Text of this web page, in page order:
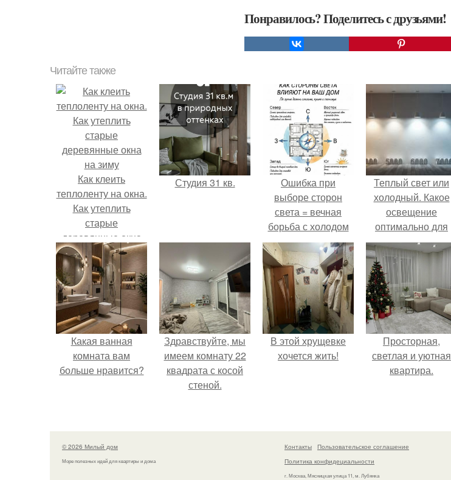
Понравилось? Поделитесь с друзьями!
Читайте также
Как клеить
теплоленту на окна.
Как утеплить
старые
деревянные окна
на зиму
Студия 31 кв.
Ошибка при
выборе сторон
света = вечная
борьба с холодом
или светом.
Теплый свет или
холодный. Какое
освещение
оптимально для
глаз?
Какая ванная
комната вам
больше нравится?
Здравствуйте, мы
имеем комнату 22
квадрата с косой
стеной.
В этой хрущевке
хочется жить!
Просторная,
светлая и уютная
квартира.
© 2026 Милый дом
Море полезных идей для квартиры и дома
Контакты
Пользовательское соглашение
Политика конфидециальности
г. Москва, Мясницкая улица 11, м. Лубянка